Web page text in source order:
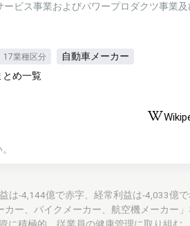
ビス事業およびパワープロダクツ事業
17業種区分
自動車メーカー
とめ一覧
は-4,144億で赤字、経常利益は-4,033億
ー、バイクメーカー、航空機メーカー